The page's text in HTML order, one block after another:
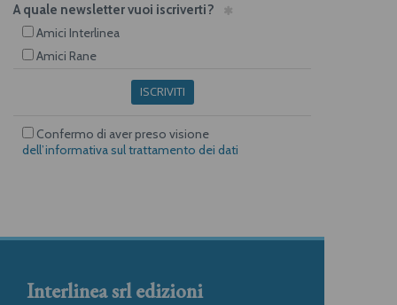
A quale newsletter vuoi iscriverti?
Amici Interlinea
Amici Rane
ISCRIVITI
Confermo di aver preso visione
dell’informativa sul trattamento dei dati
Interlinea srl edizioni